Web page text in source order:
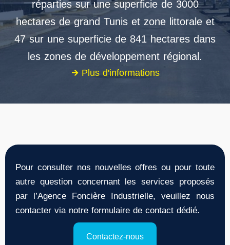
réparties sur une superficie de 3000
hectares de grand Tunis et zone littorale et
47 sur une superficie de 841 hectares dans
les zones de développement régional.
Plus d'informations
Contactez-nous
Pour consulter nos nouvelles offres ou pour toute
autre question concernant les services proposés
par l’Agence Foncière Industrielle, veuillez nous
contacter via notre formulaire de contact dédié.